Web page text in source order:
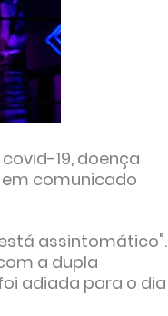
19, doença
comunicado
assintomático".
a dupla
adiada para o dia